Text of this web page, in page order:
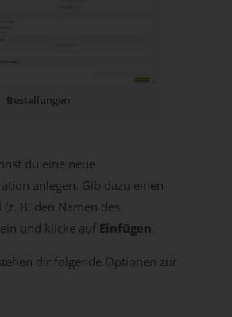
Bestellungen
du eine neue
anlegen. Gib dazu einen
B. den Namen des
und klicke auf Einfügen.
dir folgende Optionen zur